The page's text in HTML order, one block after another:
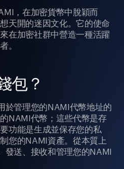
，在加密貨幣中脫穎而
天開的迷因文化。它的使命
在加密社群中營造一種活躍
。
包？
於管理您的NAMI代幣地址的
NAMI代幣；這些代幣是存
功能是生成並保存您的私
您的NAMI資產。從本質上
發送、接收和管理您的NAMI